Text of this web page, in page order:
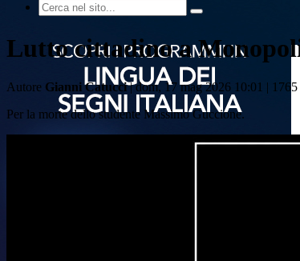
Lutto cittadino a
Autore Gianni Catucci| dom, 17 mag 2026 10:01 |
Per la morte dello studente Massimo Guccione.